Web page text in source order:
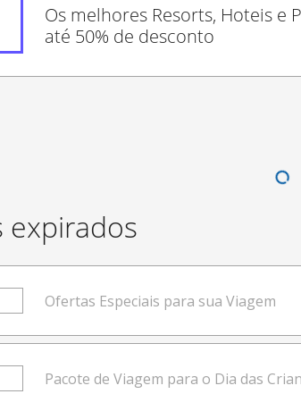
Os melhores Resorts, Hoteis e
até 50% de desconto
expirados
Ofertas Especiais para sua Viagem
Pacote de Viagem para o Dia das